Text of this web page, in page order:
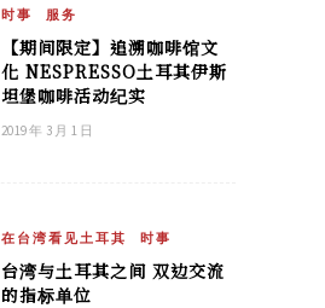
时事
服务
【期间限定】追溯咖啡馆文
化 NESPRESSO土耳其伊斯
坦堡咖啡活动纪实
2019 年 3 月 1 日
在台湾看见土耳其 时事
台湾与土耳其之间 双边交流
的指标单位